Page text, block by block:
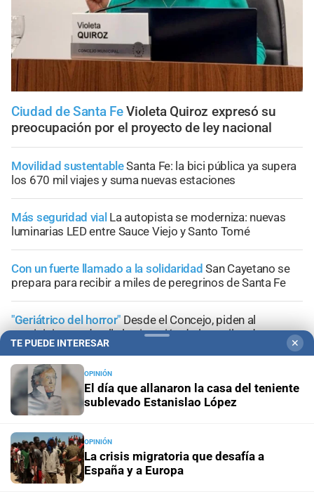
Ciudad de Santa Fe Violeta Quiroz expresó su
preocupación por el proyecto de ley nacional
Movilidad sustentableSanta Fe: la bici pública ya supera
los 670 mil viajes y suma nuevas estaciones
Más seguridad vial La autopista se moderniza: nuevas
luminarias LED entre Sauce Viejo y Santo Tomé
Con un fuerte llamado a la solidaridad San Cayetano se
prepara para recibir a miles de peregrinos de Santa Fe
"Geriátrico del horror" Desde el Concejo, piden al
municipio que detalle la situación de los asilos de
ancianos en Santa Fe
+Sucesos
TE PUEDE INTERESAR ✕
OPINIÓN
El día que allanaron la casa del teniente
sublevado Estanislao López
OPINIÓN
La crisis migratoria que desafía a
España y a Europa